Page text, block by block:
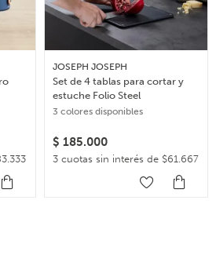
JOSEPH JOSEPH
Set de 4 tablas para cortar y
estuche Folio Steel
3 colores disponibles
$ 185.000
3 cuotas sin interés de $61.667